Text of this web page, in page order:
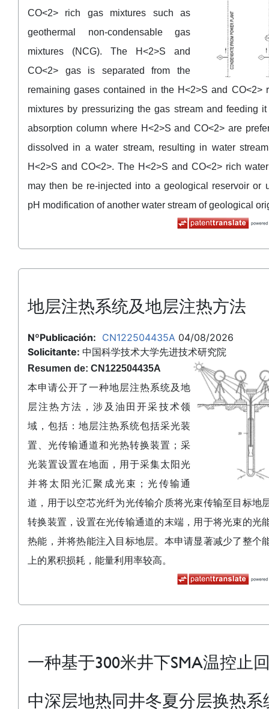
CO<2> rich gas mixtures such as
geothermal non-condensable gas
mixtures (NCG). The H<2>S and
CO<2> gas is separated from the
remaining gases contained in the H<2>S and CO<2>
mixtures by pressurizing the gas stream and feeding
absorption column where H<2>S and CO<2> are
dissolved in a water stream, resulting in water
H<2>S and CO<2>. The H<2>S and CO<2> rich
may then be re-injected into a geological reservoir or
pH modification of another water stream of geological
地层注热系统及地层注热方法
NºPublicación: CN122504435A 04/08/2026
Solicitante: 中国科学技术大学先进技术研究院
Resumen de: CN122504435A
本申请公开了一种地层注热系统及地
层注热方法，涉及油田开采技术领
域，包括：地层注热系统包括采光装
置、光传输通道和光热转换装置；采
光装置设置在地面，用于采集太阳光
并将太阳光汇聚成光束；光传输通
道，用于以空芯光纤为光传输介质将光束传输至目标地
转换装置，设置在光传输通道的末端，用于将光束的光
热能，并将热能注入目标地层。本申请显著减少了整个
上的累积损耗，能量利用率较高。
一种基于300米井下SMA温控止
中深层地热同井冬夏分层换热系